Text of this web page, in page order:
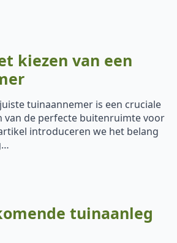
kiezen van een
tuinaannemer is een cruciale
van de perfecte buitenruimte voor
introduceren we het belang
tuinaanleg